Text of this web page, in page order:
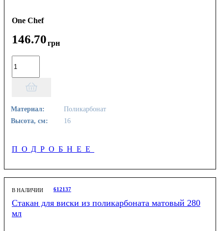
One Chef
146.70грн
Материал:
Поликарбонат
Высота, см:
16
ПОДРОБНЕЕ
В НАЛИЧИИ 612137
Стакан для виски из поликарбоната матовый 280
мл